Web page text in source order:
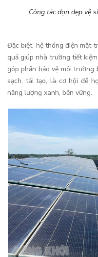
Công tác dọn dẹp vệ
Đặc biệt, hệ thống điện mặt
quả giúp nhà trường tiết
góp phần bảo vệ môi
sạch, tái tạo, là cơ hội để
năng lượng xanh, bền vững.